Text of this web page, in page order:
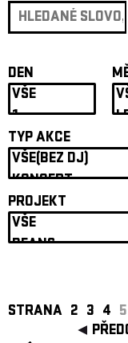
DEN
TYP AKCE
PROJEKT
STRANA 2 3 4 5